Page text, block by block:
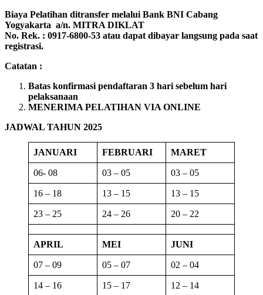
Biaya Pelatihan ditransfer melalui Bank BNI Cabang
Yogyakarta a/n. MITRA DIKLAT
No. Rek. : 0917-6800-53 atau dapat dibayar langsung pada saat
registrasi.
Catatan :
Batas konfirmasi pendaftaran 3 hari sebelum hari
pelaksanaan
MENERIMA PELATIHAN VIA ONLINE
JADWAL TAHUN 2025
JANUARI FEBRUARI MARET
06- 08 03 – 05 03 – 05
16 – 18 13 – 15 13 – 15
23 – 25 24 – 26 20 – 22
APRIL MEI JUNI
07 – 09 05 – 07 02 – 04
14 – 16 15 – 17 12 – 14